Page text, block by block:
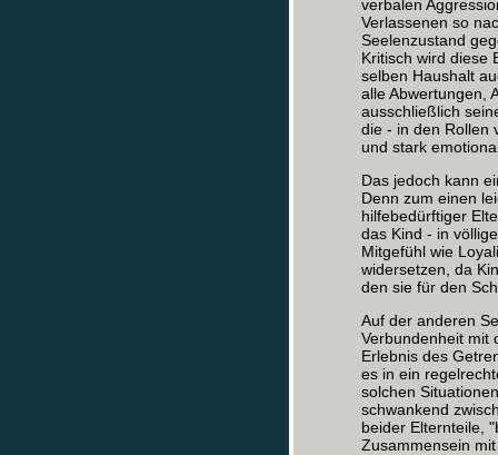
verbalen
Verlassenen so
Seelenzustand
Kritisch wird diese
selben Haushalt
alle Abwertungen,
ausschließlich
die - in den Rollen
und stark
Das jedoch kann
Denn zum einen
hilfebedürftiger
das Kind - in
Mitgefühl wie
widersetzen, da
den sie für den
Auf der anderen
Verbundenheit mit
Erlebnis des
es in ein
solchen
schwankend
beider Elternteile,
Zusammensein